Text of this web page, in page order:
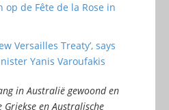
op de Fête de la Rose in
Versailles Treaty’, says
Yanis Varoufakis
in Australië gewoond en
en Australische